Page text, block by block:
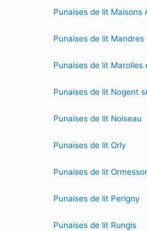
Punaises de lit Maisons
Punaises de lit Mandres
Punaises de lit Marolles
Punaises de lit Nogent
Punaises de lit Noiseau
Punaises de lit Orly
Punaises de lit
Punaises de lit Perigny
Punaises de lit Rungis